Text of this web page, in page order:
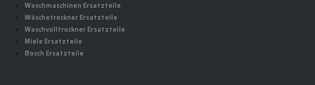
Waschmaschinen Ersatzteile
Wäschetrockner Ersatzteile
Waschvolltrockner Ersatzteile
Miele Ersatzteile
Bosch Ersatzteile